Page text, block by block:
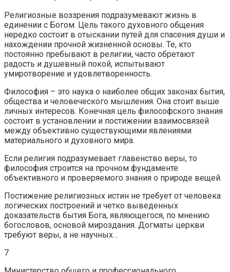
Религиозные воззрения подразумевают жизнь в
единении с Богом. Цель такого духовного общения
нередко состоит в отыскании путей для спасения души и
нахождении прочной жизненной основы. Те, кто
постоянно пребывают в религии, часто обретают
радость и душевный покой, испытывают
умиротворение и удовлетворенность.
Философия – это наука о наиболее общих законах бытия,
общества и человеческого мышления. Она стоит выше
личных интересов. Конечная цель философского знания
состоит в установлении и постижении взаимосвязей
между объективно существующими явлениями
материального и духовного мира.
Если религия подразумевает главенство веры, то
философия строится на прочном фундаменте
объективного и проверяемого знания о природе вещей.
Постижение религиозных истин не требует от человека
логических построений и четко выведенных
доказательств бытия Бога, являющегося, по мнению
богословов, основой мироздания. Догматы церкви
требуют веры, а не научных…
7